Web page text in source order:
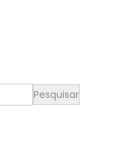
Pesquisar